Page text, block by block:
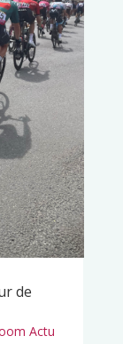
de
Actu